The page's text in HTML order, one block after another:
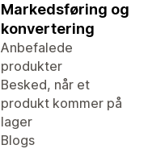
Markedsføring og
konvertering
Anbefalede
produkter
Besked, når et
produkt kommer på
lager
Blogs